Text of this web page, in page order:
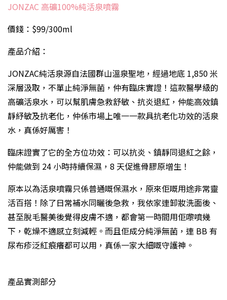
JONZAC 高礦100%純活泉噴霧
價錢：$99/300ml
產品介紹：
JONZAC純活泉源自法國群山溫泉聖地，經過地底 1,850 米
深層汲取，不單止純淨無菌，仲有臨床實證！這款醫學級的
高礦活泉水，可以幫肌膚急救舒敏、抗炎退紅，仲能高效鎮
靜紓敏及抗老化，仲係市場上唯一一款具抗老化功效的活泉
水，真係好厲害！
臨床證實了它的全方位功效：可以抗炎、鎮靜同退紅之餘，
仲能做到 24 小時持續保濕，8 天促進骨膠原增生！
原本以為活泉噴霧只係普通嘅保濕水，原來佢嘅用途非常靈
活百搭！除了日常補水同曬後急救，我依家連卸妝洗面後、
甚至脫毛醫美後覺得皮膚不適，都會第一時間用佢嚟噴幾
下，乾燥不適感立刻減輕。而且佢成分純淨無菌，連 BB 有
尿布疹泛紅痕癢都可以用，真係一家大細嘅守護神。
產品實測部分